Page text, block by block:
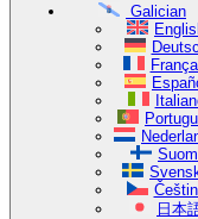
Galician
日本